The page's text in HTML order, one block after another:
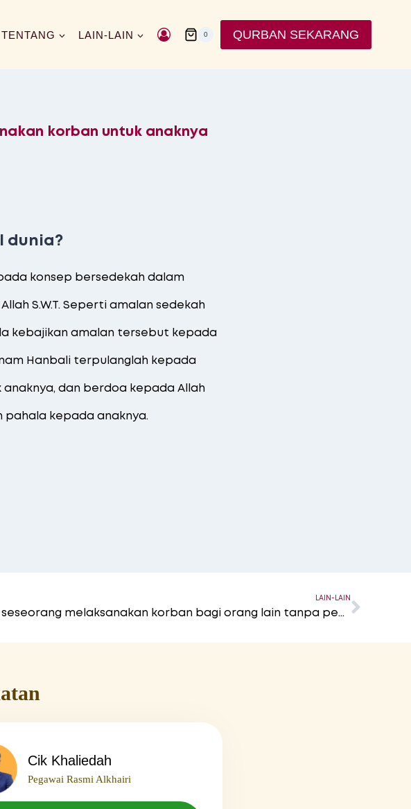
TENTANG LAIN-LAIN 0 QURBAN SEKARANG
korban untuk anaknya
dunia?
konsep bersedekah dalam
S.W.T. Seperti amalan sedekah
kebajikan amalan tersebut kepada
Hanbali terpulanglah kepada
dan berdoa kepada Allah
pahala kepada anaknya.
LAIN-LAIN
Bolehkah seseorang melaksanakan korban bagi orang lain tanpa pengetahuannya?
Cik Khaliedah
Pegawai Rasmi Alkhairi